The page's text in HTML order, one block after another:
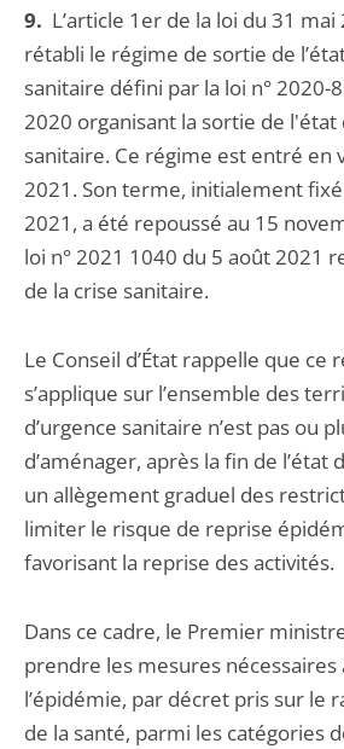
9. L’article 1er de la loi du 31
rétabli le régime de sortie de
sanitaire défini par la loi n° 2020-
2020 organisant la sortie de l'état
sanitaire. Ce régime est entré en
2021. Son terme, initialement
2021, a été repoussé au 15
loi n° 2021 1040 du 5 août 2021
de la crise sanitaire.
Le Conseil d’État rappelle que ce
s’applique sur l’ensemble des
d’urgence sanitaire n’est pas ou
d’aménager, après la fin de l’état
un allègement graduel des
limiter le risque de reprise
favorisant la reprise des activités.
Dans ce cadre, le Premier
prendre les mesures
l’épidémie, par décret pris sur le
de la santé, parmi les catégories